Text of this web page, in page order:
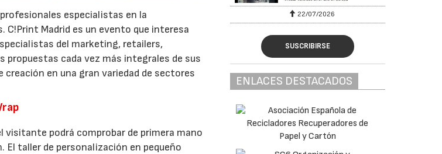
especialistas en la
Madrid es un evento que interesa
del marketing, retailers,
propuestas cada vez más integrales de sus
en una gran variedad de sectores
visitante podrá comprobar de primera mano
taller de personalización en pequeño
2026 29/07/2026 22/07/2026
SUSCRIBIRSE
ENLACES DESTACADOS